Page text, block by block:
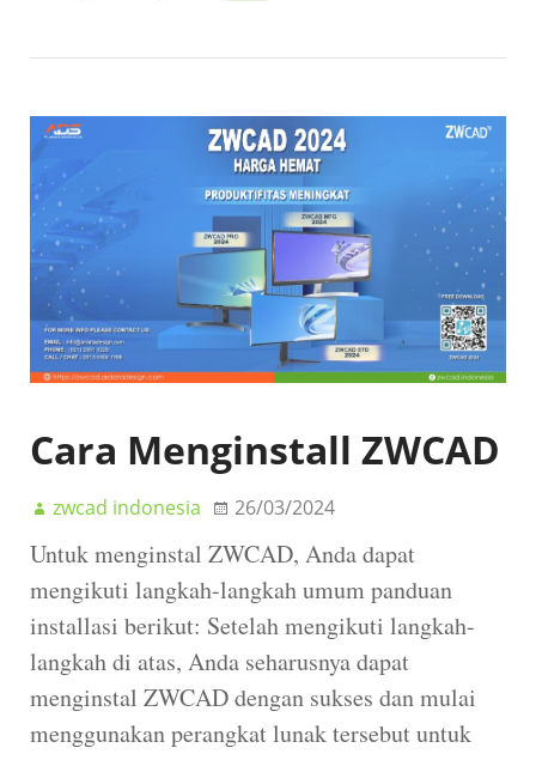
Cara Menginstall ZWCAD
zwcad indonesia 26/03/2024
Untuk menginstal ZWCAD, Anda dapat
mengikuti langkah-langkah umum panduan
installasi berikut: Setelah mengikuti langkah-
langkah di atas, Anda seharusnya dapat
menginstal ZWCAD dengan sukses dan mulai
menggunakan perangkat lunak tersebut untuk